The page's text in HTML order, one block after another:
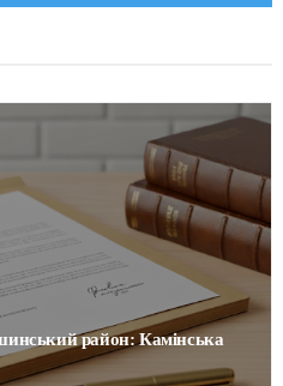
район: Камінська